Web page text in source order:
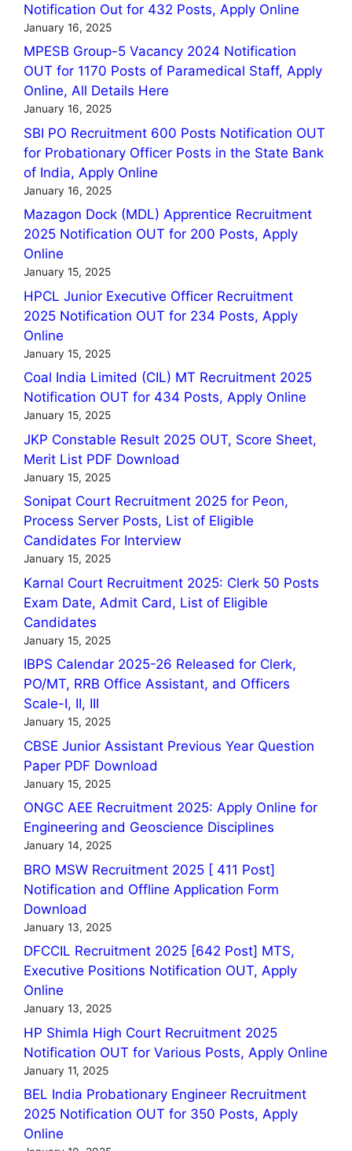
Notification Out for 432 Posts, Apply Online
January 16, 2025
MPESB Group-5 Vacancy 2024 Notification
OUT for 1170 Posts of Paramedical Staff, Apply
Online, All Details Here
January 16, 2025
SBI PO Recruitment 600 Posts Notification OUT
for Probationary Officer Posts in the State Bank
of India, Apply Online
January 16, 2025
Mazagon Dock (MDL) Apprentice Recruitment
2025 Notification OUT for 200 Posts, Apply
Online
January 15, 2025
HPCL Junior Executive Officer Recruitment
2025 Notification OUT for 234 Posts, Apply
Online
January 15, 2025
Coal India Limited (CIL) MT Recruitment 2025
Notification OUT for 434 Posts, Apply Online
January 15, 2025
JKP Constable Result 2025 OUT, Score Sheet,
Merit List PDF Download
January 15, 2025
Sonipat Court Recruitment 2025 for Peon,
Process Server Posts, List of Eligible
Candidates For Interview
January 15, 2025
Karnal Court Recruitment 2025: Clerk 50 Posts
Exam Date, Admit Card, List of Eligible
Candidates
January 15, 2025
IBPS Calendar 2025-26 Released for Clerk,
PO/MT, RRB Office Assistant, and Officers
Scale-I, II, III
January 15, 2025
CBSE Junior Assistant Previous Year Question
Paper PDF Download
January 15, 2025
ONGC AEE Recruitment 2025: Apply Online for
Engineering and Geoscience Disciplines
January 14, 2025
BRO MSW Recruitment 2025 [ 411 Post]
Notification and Offline Application Form
Download
January 13, 2025
DFCCIL Recruitment 2025 [642 Post] MTS,
Executive Positions Notification OUT, Apply
Online
January 13, 2025
HP Shimla High Court Recruitment 2025
Notification OUT for Various Posts, Apply Online
January 11, 2025
BEL India Probationary Engineer Recruitment
2025 Notification OUT for 350 Posts, Apply
Online